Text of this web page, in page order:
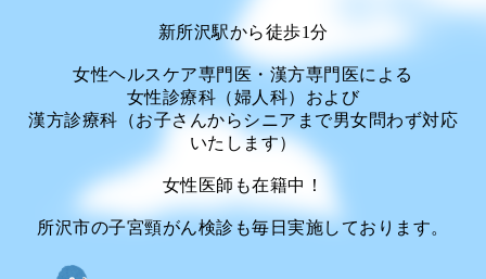
新所沢駅から徒歩1分
女性ヘルスケア専門医・漢方専門医による
女性診療科（婦人科）および
漢方診療科（お子さんからシニアまで男女問わず対応
いたします）
女性医師も在籍中！
所沢市の子宮頸がん検診も毎日実施しております。